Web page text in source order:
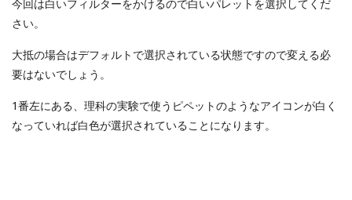
今回は白いフィルターをかけるので白いパレットを選択してくだ
さい。
大抵の場合はデフォルトで選択されている状態ですので変える必
要はないでしょう。
1番左にある、理科の実験で使うピペットのようなアイコンが白く
なっていれば白色が選択されていることになります。